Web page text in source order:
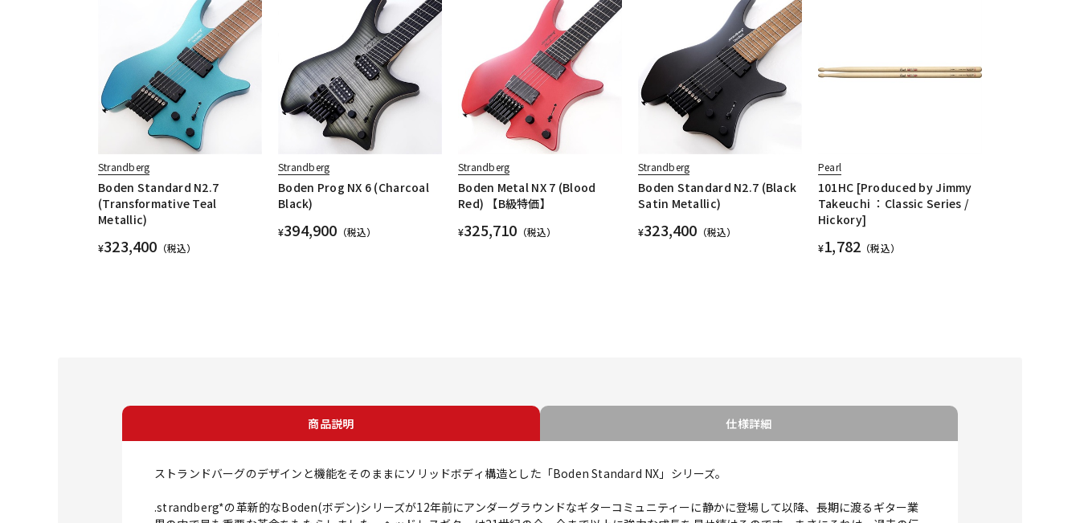
Strandberg
Boden Standard N2.7
(Transformative Teal
Metallic)
¥323,400 （税込）
Strandberg
Boden Prog NX 6 (Charcoal
Black)
¥394,900 （税込）
Strandberg
Boden Metal NX 7 (Blood
Red) 【B級特価】
¥325,710 （税込）
Strandberg
Boden Standard N2.7 (Black
Satin Metallic)
¥323,400 （税込）
Pearl
101HC [Produced by Jimmy
Takeuchi ：Classic Series /
Hickory]
¥1,782 （税込）
商品説明 仕様詳細
ストランドバーグのデザインと機能をそのままにソリッドボディ構造とした「Boden Standard NX」シリーズ。
.strandberg*の革新的なBoden(ボデン)シリーズが12年前にアンダーグラウンドなギターコミュニティーに静かに登場して以降、長期に渡るギター業